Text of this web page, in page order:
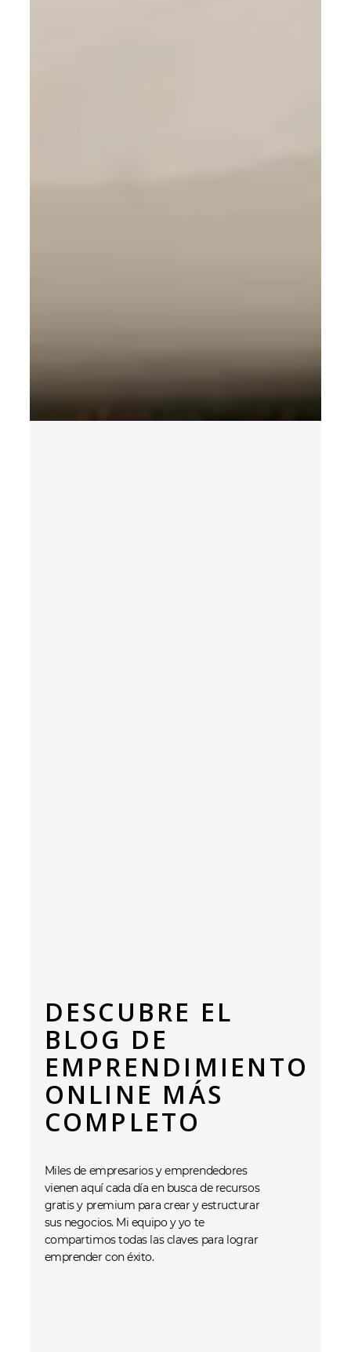
DESCUBRE EL
BLOG DE
EMPRENDIMIENTO
ONLINE MÁS
COMPLETO
Miles de empresarios y emprendedores
vienen aquí cada día en busca de recursos
gratis y premium para crear y estructurar
sus negocios. Mi equipo y yo te
compartimos todas las claves para lograr
emprender con éxito.